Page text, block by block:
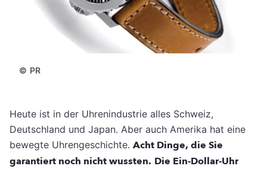
© PR
Heute ist in der Uhrenindustrie alles Schweiz,
Deutschland und Japan. Aber auch Amerika hat eine
bewegte Uhrengeschichte. Acht Dinge, die Sie
garantiert noch nicht wussten. Die Ein-Dollar-Uhr